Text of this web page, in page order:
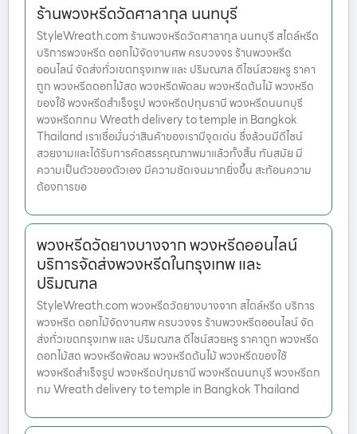
ร้านพวงหรีดวัดศาลากุล นนทบุรี
StyleWreath.com ร้านพวงหรีดวัดศาลากุล นนทบุรี สไตล์หรีด
บริการพวงหรีด ดอกไม้จัดงานศพ ครบวงจร ร้านพวงหรีด
ออนไลน์ จัดส่งทั่วเขตกรุงเทพ และ ปริมณฑล ดีไซน์สวยหรู ราคา
ถูก พวงหรีดดอกไม้สด พวงหรีดพัดลม พวงหรีดต้นไม้ พวงหรีด
ของใช้ พวงหรีดสำเร็จรูป พวงหรีดปทุมธานี พวงหรีดนนทบุรี
พวงหรีดกทม Wreath delivery to temple in Bangkok
Thailand เราเชื่อมั่นว่าสินค้าของเรามีจุดเด่น ซึ่งล้วนมีดีไซน์
สวยงามและได้รับการคัดสรรคุณภาพมาแล้วทั้งสิ้น ทันสมัย มี
ความเป็นตัวของตัวเอง มีความชัดเจนมากยิ่งขึ้น สะท้อนความ
ต้องการขอ
พวงหรีดวัดยางบางจาก พวงหรีดออนไลน์
บริการจัดส่งพวงหรีดในกรุงเทพ และ
ปริมณฑล
StyleWreath.com พวงหรีดวัดยางบางจาก สไตล์หรีด บริการ
พวงหรีด ดอกไม้จัดงานศพ ครบวงจร ร้านพวงหรีดออนไลน์ จัด
ส่งทั่วเขตกรุงเทพ และ ปริมณฑล ดีไซน์สวยหรู ราคาถูก พวงหรีด
ดอกไม้สด พวงหรีดพัดลม พวงหรีดต้นไม้ พวงหรีดของใช้
พวงหรีดสำเร็จรูป พวงหรีดปทุมธานี พวงหรีดนนทบุรี พวงหรีดก
ทม Wreath delivery to temple in Bangkok Thailand